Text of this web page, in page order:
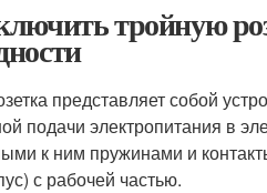
тройную
представляет собой
подачи электропитания в
к ним пружинами и
с рабочей частью.